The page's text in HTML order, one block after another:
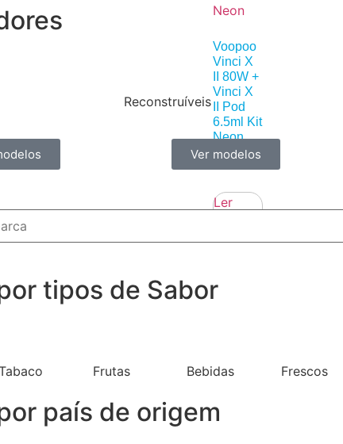
Reconstruíveis
Ver modelos
tipos de Sabor
Frutas Bebidas Frescos
país de origem
Voopoo
Vinci X
II 80W +
Vinci X
II Pod
6.5ml Kit
Neon
44,50€
Ler